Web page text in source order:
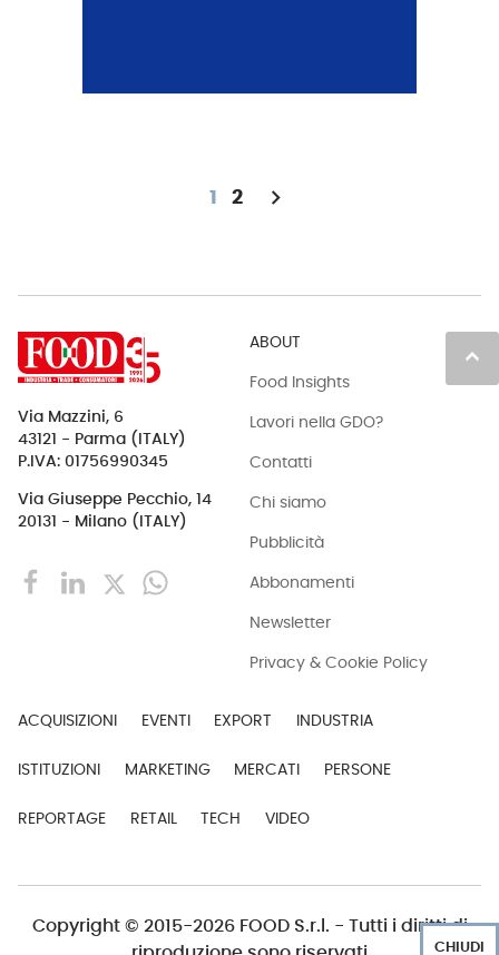
1 2 chevron_right
keyboard_arrow_up
Via Mazzini, 6
43121 - Parma (ITALY)
P.IVA: 01756990345
Via Giuseppe Pecchio, 14
20131 - Milano (ITALY)
ABOUT
Food Insights
Lavori nella GDO?
Contatti
Chi siamo
Pubblicità
Abbonamenti
Newsletter
Privacy & Cookie Policy
ACQUISIZIONI EVENTI EXPORT INDUSTRIA
ISTITUZIONI MARKETING MERCATI PERSONE
REPORTAGE RETAIL TECH VIDEO
Copyright © 2015-2026 FOOD S.r.l. - Tutti i diritti di
CHIUDI